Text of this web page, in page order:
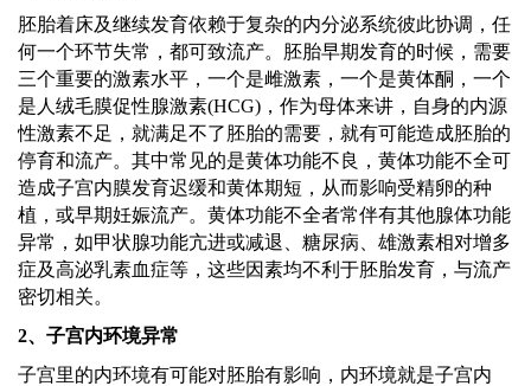
胚胎着床及继续发育依赖于复杂的内分泌系统彼此协调，任
何一个环节失常，都可致流产。胚胎早期发育的时候，需要
三个重要的激素水平，一个是雌激素，一个是黄体酮，一个
是人绒毛膜促性腺激素(HCG)，作为母体来讲，自身的内源
性激素不足，就满足不了胚胎的需要，就有可能造成胚胎的
停育和流产。其中常见的是黄体功能不良，黄体功能不全可
造成子宫内膜发育迟缓和黄体期短，从而影响受精卵的种
植，或早期妊娠流产。黄体功能不全者常伴有其他腺体功能
异常，如甲状腺功能亢进或减退、糖尿病、雄激素相对增多
症及高泌乳素血症等，这些因素均不利于胚胎发育，与流产
密切相关。
2、子宫内环境异常
子宫里的内环境有可能对胚胎有影响，内环境就是子宫内